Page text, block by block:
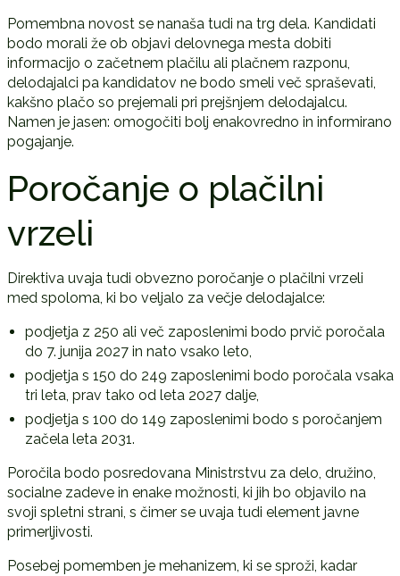
Pomembna novost se nanaša tudi na trg dela. Kandidati
bodo morali že ob objavi delovnega mesta dobiti
informacijo o začetnem plačilu ali plačnem razponu,
delodajalci pa kandidatov ne bodo smeli več spraševati,
kakšno plačo so prejemali pri prejšnjem delodajalcu.
Namen je jasen: omogočiti bolj enakovredno in informirano
pogajanje.
Poročanje o plačilni
vrzeli
Direktiva uvaja tudi obvezno poročanje o plačilni vrzeli
med spoloma, ki bo veljalo za večje delodajalce:
podjetja z 250 ali več zaposlenimi bodo prvič poročala
do 7. junija 2027 in nato vsako leto,
podjetja s 150 do 249 zaposlenimi bodo poročala vsaka
tri leta, prav tako od leta 2027 dalje,
podjetja s 100 do 149 zaposlenimi bodo s poročanjem
začela leta 2031.
Poročila bodo posredovana Ministrstvu za delo, družino,
socialne zadeve in enake možnosti, ki jih bo objavilo na
svoji spletni strani, s čimer se uvaja tudi element javne
primerljivosti.
Posebej pomemben je mehanizem, ki se sproži, kadar